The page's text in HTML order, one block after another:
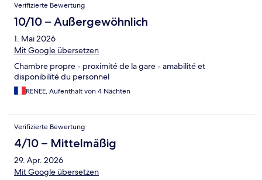
Verifizierte Bewertung
10/10 – Außergewöhnlich
1. Mai 2026
Mit Google übersetzen
Chambre propre - proximité de la gare - amabilité et
disponibilité du personnel
RENEE, Aufenthalt von 4 Nächten
Verifizierte Bewertung
4/10 – Mittelmäßig
29. Apr. 2026
Mit Google übersetzen